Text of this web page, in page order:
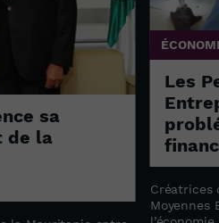
sa
de la
Les
Créatrices
Moyennes